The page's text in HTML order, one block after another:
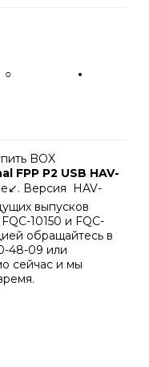
○ •
BOX
FPP P2 USB HAV-
Версия HAV-
выпусков
10150 и FQC-
обращайтесь в
48-09 или
сейчас и мы